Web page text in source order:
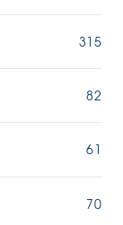
315
82
61
70